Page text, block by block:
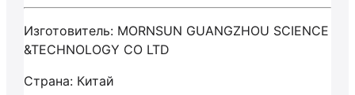
Изготовитель: MORNSUN GUANGZHOU SCIENCE
&TECHNOLOGY CO LTD
Страна: Китай